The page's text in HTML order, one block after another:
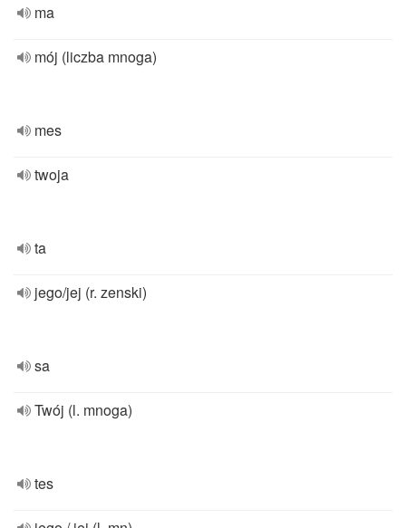
ma
mój (liczba mnoga)
mes
twoja
ta
jego/jej (r. zenski)
sa
Twój (l. mnoga)
tes